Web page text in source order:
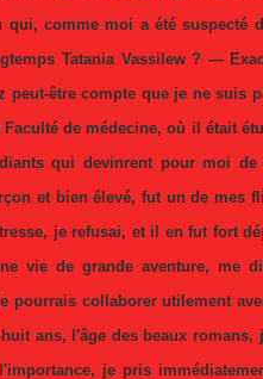
qui, comme moi a été
Tatania Vassilew ? —
peut-être compte que je ne suis
de médecine, où il était
qui devinrent pour moi de
et bien élevé, fut un de mes
je refusai, et il en fut fort
vie de grande aventure, me
pourrais collaborer utilement
ans, l'âge des beaux
je pris